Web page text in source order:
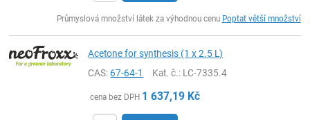
Průmyslová množství látek za výhodnou cenu Poptat větší množství
Acetone for synthesis (1 x 2.5 L)
CAS:67-64-1 Kat. č.: LC-7335.4
cena bez DPH 1 637,19 Kč